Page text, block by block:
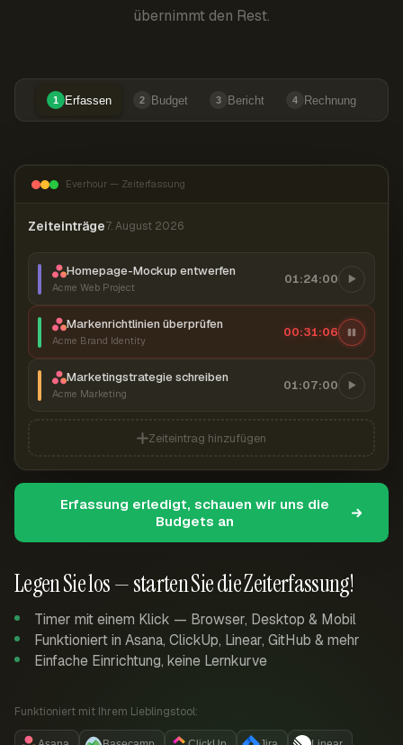
übernimmt den Rest.
1 Erfassen 2 Budget 3 Bericht 4 Rechnung
Legen Sie los — starten Sie die Zeiterfassung!
Timer mit einem Klick — Browser, Desktop & Mobil
Funktioniert in Asana, ClickUp, Linear, GitHub & mehr
Einfache Einrichtung, keine Lernkurve
Funktioniert mit Ihrem Lieblingstool:
Everhour — Zeiterfassung
Zeiteinträge7. August 2026
Homepage-Mockup entwerfen
Acme Web Project
01:24:00
Markenrichtlinien überprüfen
Acme Brand Identity
00:31:07
Marketingstrategie schreiben
Acme Marketing
01:07:00
Zeiteintrag hinzufügen
Erfassung erledigt, schauen wir uns die
Budgets an